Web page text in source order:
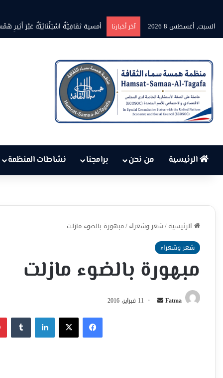
السبت, أغسطس 8 2026
آخر أخبارنا أمسية ثقَافِيَّةٌ اسْتِثْنَائِيَّةٌ عَبْرَ أَثِيرِ
الرئيسية من نحن برامجنا نشاطات المنظمة
الرئيسية/شعر وشعراء/مبهورة بالضوء مازلت
شعر وشعراء
مبهورة بالضوء مازلت
Fatma
أرسل 11 فبراير، 2016
فيسبوك‫X لينكدإن